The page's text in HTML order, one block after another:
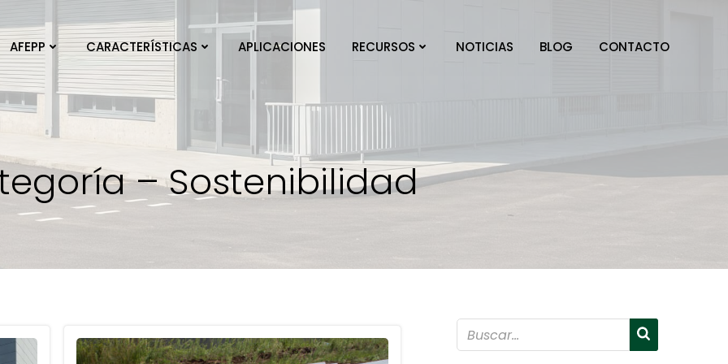
AFEPP CARACTERÍSTICAS APLICACIONES RECURSOS NOTICIAS BLOG CONTACTO
– Sostenibilidad